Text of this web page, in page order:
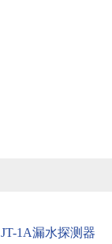
JT-1A漏水探测器